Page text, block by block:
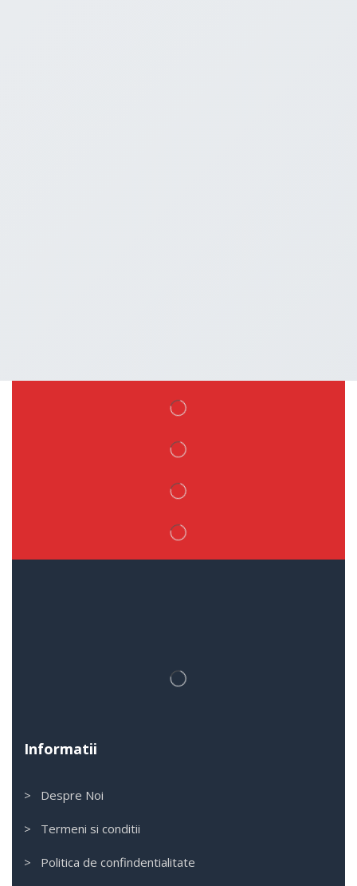
Informatii
> Despre Noi
> Termeni si conditii
> Politica de confindentialitate